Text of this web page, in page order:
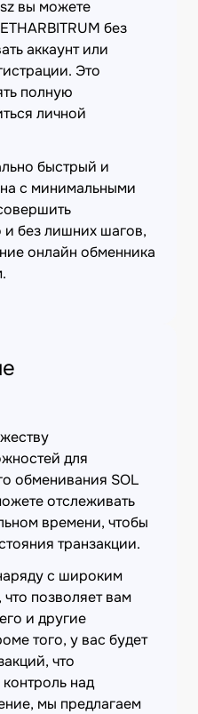
вы можете
без
аккаунт или
Это
полную
личной
быстрый и
с минимальными
и без лишних шагов,
онлайн обменника
для
обменивания SOL
отслеживать
времени, чтобы
транзакции.
с широким
позволяет вам
и другие
того, у вас будет
что
над
мы предлагаем